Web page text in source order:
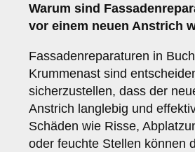
Warum sind
vor einem neuen Anstrich
Fassadenreparaturen in
Krummenast sind
sicherzustellen, dass der
Anstrich langlebig und
Schäden wie Risse,
oder feuchte Stellen können